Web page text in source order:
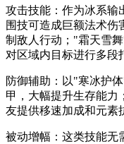
攻击技能：作为冰系输
围技可造成巨额法术伤
制敌人行动；"霜天雪
对区域内目标进行多段
防御辅助：以"寒冰护
甲，大幅提升生存能力
友提供移速加成和元素
被动增幅：这类技能无